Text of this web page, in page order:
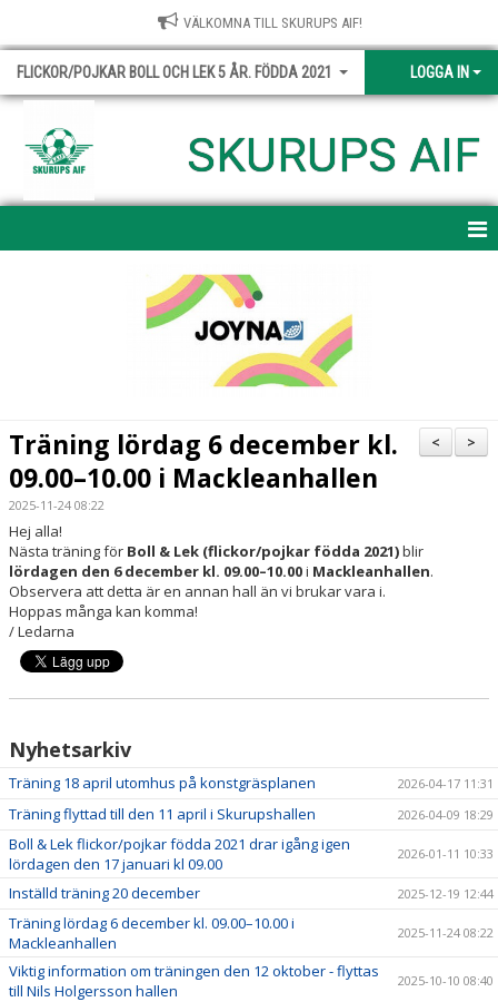
VÄLKOMNA TILL SKURUPS AIF!
FLICKOR/POJKAR BOLL OCH LEK 5 ÅR. FÖDDA 2021 LOGGA IN
SKURUPS AIF
BILDGALLERI
DOKUMENT
KONTAKT
>
<
Träning lördag 6 december kl.
09.00–10.00 i Mackleanhallen
2025-11-24 08:22
Hej alla!
Nästa träning för Boll & Lek (flickor/pojkar födda 2021)blir
lördagen den 6 december kl. 09.00–10.00i Mackleanhallen.
Observera att detta är en annan hall än vi brukar vara i.
Hoppas många kan komma!
/ Ledarna
Nyhetsarkiv
Träning 18 april utomhus på konstgräsplanen 2026-04-17 11:31
Träning flyttad till den 11 april i Skurupshallen 2026-04-09 18:29
Boll & Lek flickor/pojkar födda 2021 drar igång igen
lördagen den 17 januari kl 09.00
2026-01-11 10:33
Inställd träning 20 december 2025-12-19 12:44
Träning lördag 6 december kl. 09.00–10.00 i
Mackleanhallen
2025-11-24 08:22
Viktig information om träningen den 12 oktober - flyttas
till Nils Holgersson hallen
2025-10-10 08:40